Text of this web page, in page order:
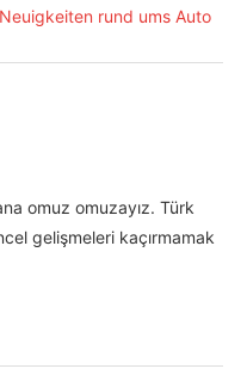
omuz omuzayız. Türk
gelişmeleri kaçırmamak